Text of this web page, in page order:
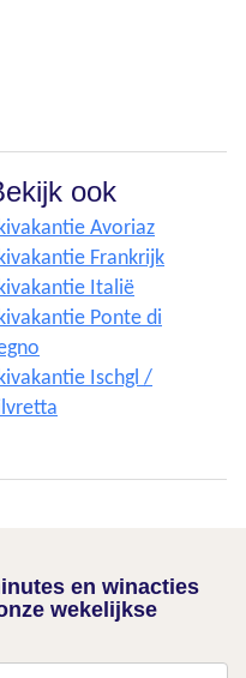
ook
Avoriaz
Frankrijk
Italië
Ponte di
Ischgl /
en winacties
wekelijkse